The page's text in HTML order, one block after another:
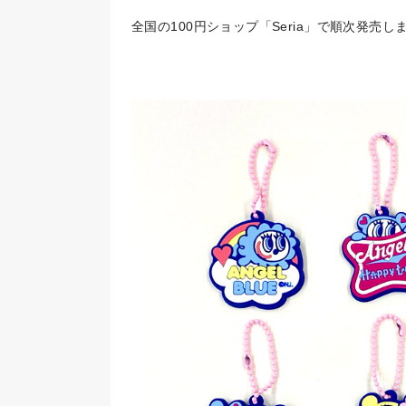
全国の100円ショップ「Seria」で順次発売し